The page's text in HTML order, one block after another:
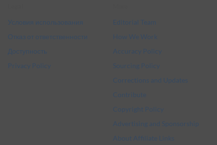
Условия использования
Отказ от ответственности
Доступность
Privacy Policy
Editorial Team
How We Work
Accuracy Policy
Sourcing Policy
Corrections and Updates
Contribute
Copyright Policy
Advertising and Sponsorship
About Affiliate Links